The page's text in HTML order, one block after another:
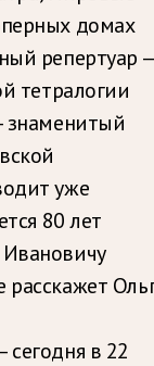
домах
репертуар
тетралогии
знаменитый
уже
80 лет
в 22